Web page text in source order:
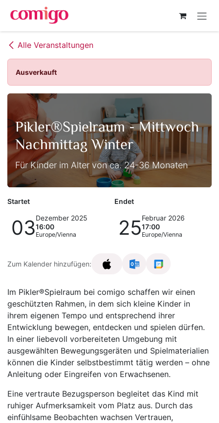
Zum Inhalt springen
Alle Veranstaltungen
Ausverkauft
Pikler®Spielraum - Mittwoch
Nachmittag Winter
Für Kinder im Alter von ca. 24-36 Monaten
Startet
03Dezember 2025
16:00
Europe/Vienna
Endet
25Februar 2026
17:00
Europe/Vienna
Zum Kalender hinzufügen:
Im Pikler®Spielraum bei comigo schaffen wir einen
geschützten Rahmen, in dem sich kleine Kinder in
ihrem eigenen Tempo und entsprechend ihrer
Entwicklung bewegen, entdecken und spielen dürfen.
In einer liebevoll vorbereiteten Umgebung mit
ausgewählten Bewegungsgeräten und Spielmaterialien
können die Kinder selbstbestimmt tätig werden – ohne
Anleitung oder Eingreifen von Erwachsenen.
Eine vertraute Bezugsperson begleitet das Kind mit
ruhiger Aufmerksamkeit vom Platz aus. Durch das
einfühlsame Beobachten wachsen Vertrauen,